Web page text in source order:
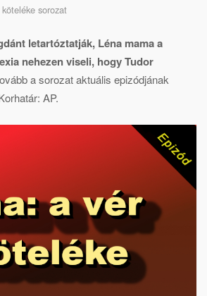
sorozat
letartóztatják, Léna mama a
nehezen viseli, hogy Tudor
a sorozat aktuális epizódjának
AP.